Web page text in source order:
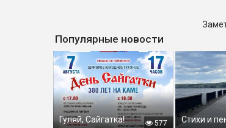
Популярные новости
Гуляй, Сайгатка! 577 Стихи и